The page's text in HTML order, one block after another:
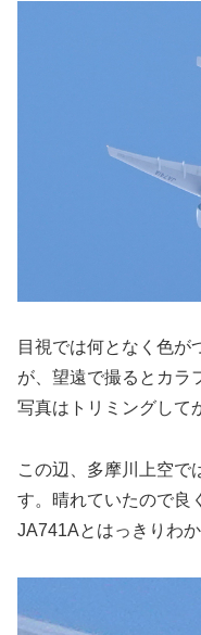
目視では何となく色が
が、望遠で撮るとカラ
写真はトリミングして
この辺、多摩川上空で
す。晴れていたので良
JA741Aとはっきりわか